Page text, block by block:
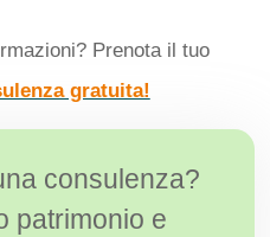
Prenota il tuo
gratuita!
consulenza?
patrimonio e